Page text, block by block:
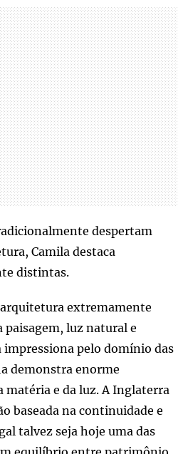
despertam
Camila destaca
distintas.
extremamente
paisagem, luz natural e
impressiona pelo domínio das
demonstra enorme
matéria e da luz. A Inglaterra
baseada na continuidade e
talvez seja hoje uma das